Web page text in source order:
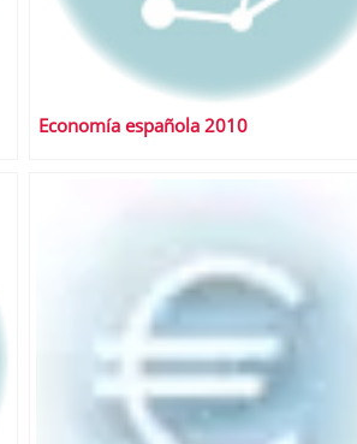
Economía española 2010